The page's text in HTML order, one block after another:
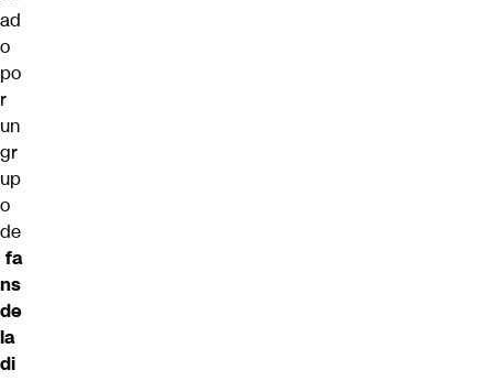
ad
o
po
r
un
gr
up
o
de
fa
ns
de
la
di